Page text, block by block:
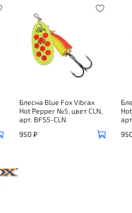
Блесна Blue Fox Vibrax
Hot Pepper №5, цвет CLN,
арт. BFS5-CLN
950 ₽